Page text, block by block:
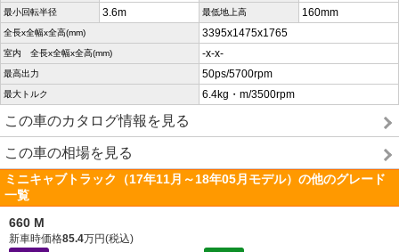
最小回転半径 3.6m 最低地上高 160mm
全長x全幅x全高(mm) 3395x1475x1765
室内 全長x全幅x全高(mm) -x-x-
最高出力 50ps/5700rpm
最大トルク 6.4kg・m/3500rpm
この車のカタログ情報を見る
この車の相場を見る
ミニキャブトラック（17年11月～18年05月モデル）の他のグレード
一覧
660 M
新車時価格85.4万円(税込)